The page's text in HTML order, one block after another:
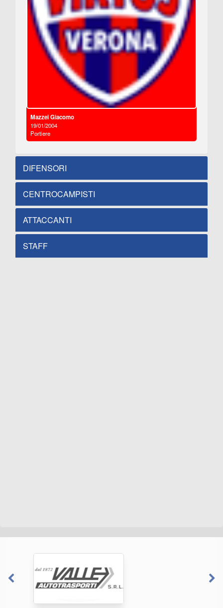
Mazzei Giacomo
19/01/2004
Portiere
DIFENSORI
CENTROCAMPISTI
ATTACCANTI
STAFF